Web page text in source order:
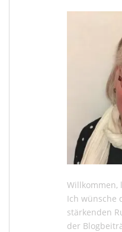
Willkommen,
Ich wünsche
stärkenden
der